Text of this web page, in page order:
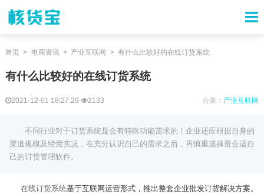
首页 电商资讯 产业互联网 有什么比较好的在线订货系统
有什么比较好的在线订货系统
2021-12-01 18:27:29 2133 分类： 产业互联网
不同行业对于订货系统是会有特殊功能需求的！企业还应根据自身的
渠道规模及经营实况，在充分认识自己的需求之后，再慎重选择最合适自
己的订货管理软件。
在线订货系统基于互联网运营形式，推出整套企业批发订货解决方案。